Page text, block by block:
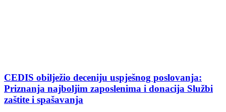
CEDIS obilježio deceniju uspješnog poslovanja:
Priznanja najboljim zaposlenima i donacija Službi
zaštite i spašavanja